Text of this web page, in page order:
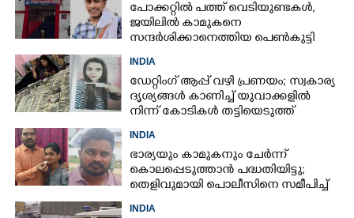
പോക്കറ്റിൽ പത്ത് വെടിയുണ്ടകൾ,​
ജയിലിൽ കാമുകനെ
സന്ദ‌ർശിക്കാനെത്തിയ പെൺകുട്ടി
INDIA
ഡേറ്റിംഗ് ആപ്പ് വഴി പ്രണയം; സ്വകാര്യ
ദൃശ്യങ്ങൾ കാണിച്ച് യുവാക്കളിൽ
നിന്ന് കോടികൾ തട്ടിയെടുത്ത്
INDIA
ഭാര്യയും കാമുകനും ചേർന്ന്
കൊലപ്പെടുത്താൻ പദ്ധതിയിട്ടു;
തെളിവുമായി പൊലീസിനെ സമീപിച്ച്
INDIA